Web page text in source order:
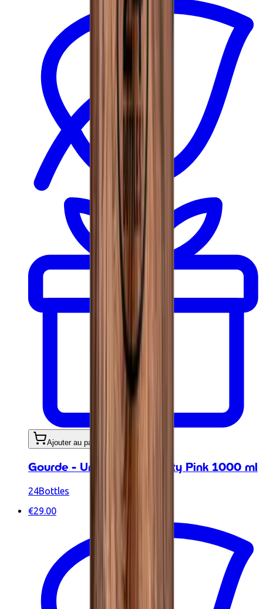
Ajouter au panier
Gourde - Urban Bottle Dusty Pink 1000 ml
24Bottles
€29.00